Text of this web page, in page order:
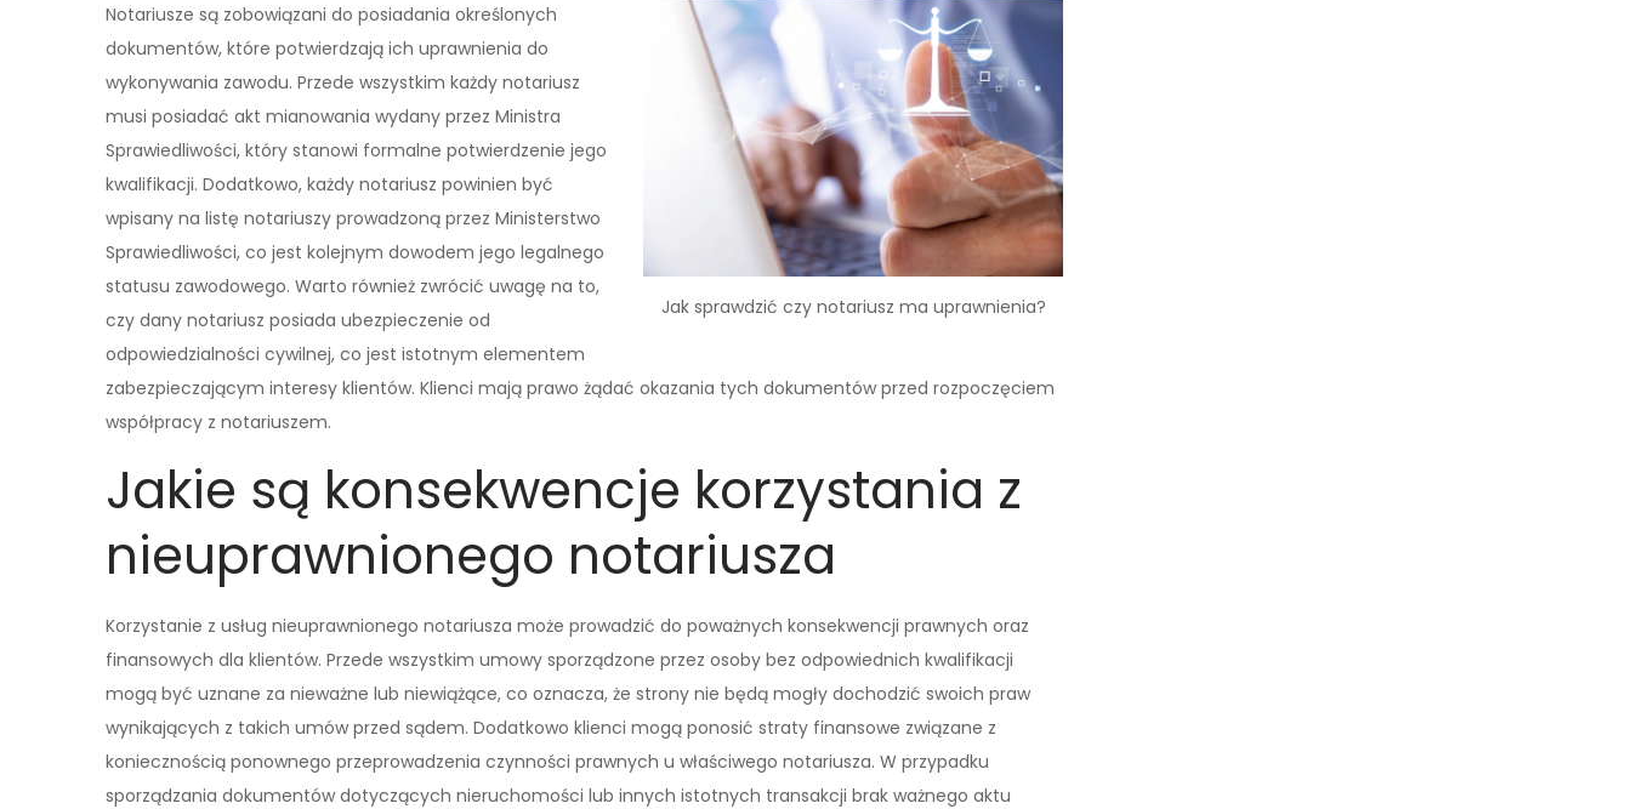
Jak sprawdzić czy notariusz ma uprawnienia?
Notariusze są zobowiązani do posiadania określonych
dokumentów, które potwierdzają ich uprawnienia do
wykonywania zawodu. Przede wszystkim każdy notariusz
musi posiadać akt mianowania wydany przez Ministra
Sprawiedliwości, który stanowi formalne potwierdzenie jego
kwalifikacji. Dodatkowo, każdy notariusz powinien być
wpisany na listę notariuszy prowadzoną przez Ministerstwo
Sprawiedliwości, co jest kolejnym dowodem jego legalnego
statusu zawodowego. Warto również zwrócić uwagę na to,
czy dany notariusz posiada ubezpieczenie od
odpowiedzialności cywilnej, co jest istotnym elementem
zabezpieczającym interesy klientów. Klienci mają prawo żądać okazania tych dokumentów przed rozpoczęciem
współpracy z notariuszem.
Jakie są konsekwencje korzystania z
nieuprawnionego notariusza
Korzystanie z usług nieuprawnionego notariusza może prowadzić do poważnych konsekwencji prawnych oraz
finansowych dla klientów. Przede wszystkim umowy sporządzone przez osoby bez odpowiednich kwalifikacji
mogą być uznane za nieważne lub niewiążące, co oznacza, że strony nie będą mogły dochodzić swoich praw
wynikających z takich umów przed sądem. Dodatkowo klienci mogą ponosić straty finansowe związane z
koniecznością ponownego przeprowadzenia czynności prawnych u właściwego notariusza. W przypadku
sporządzania dokumentów dotyczących nieruchomości lub innych istotnych transakcji brak ważnego aktu